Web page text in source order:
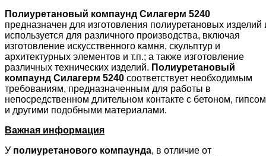
Полиуретановый компаунд Силагерм 5240
предназначен для изготовления полиуретановых изделий
используется для различного производства, включая
изготовление искусственного камня, скульптур и
архитектурных элементов и т.п.; а также изготовление
различных технических изделий. Полиуретановый
компаунд Силагерм 5240 соответствует необходимым
требованиям, предназначенным для работы в
непосредственном длительном контакте с бетоном, гипсом
и другими подобными материалами.
Важная информация
У полиуретанового компаунда, в отличие от